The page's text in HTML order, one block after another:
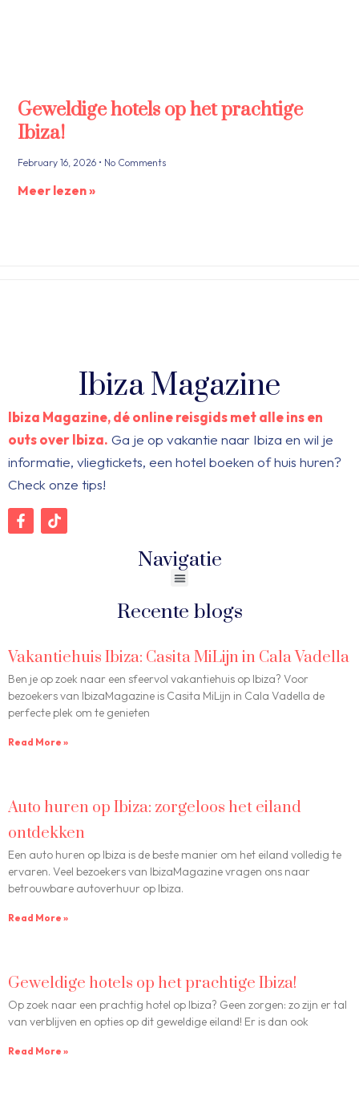
Geweldige hotels op het prachtige
Ibiza!
February 16, 2026 No Comments
Meer lezen »
Ibiza Magazine
Ibiza Magazine, dé online reisgids met alle ins en
outs over Ibiza. Ga je op vakantie naar Ibiza en wil je
informatie, vliegtickets, een hotel boeken of huis huren?
Check onze tips!
Navigatie
Recente blogs
Vakantiehuis Ibiza: Casita MiLijn in Cala Vadella
Ben je op zoek naar een sfeervol vakantiehuis op Ibiza? Voor
bezoekers van IbizaMagazine is Casita MiLijn in Cala Vadella de
perfecte plek om te genieten
Read More »
Auto huren op Ibiza: zorgeloos het eiland
ontdekken
Een auto huren op Ibiza is de beste manier om het eiland volledig te
ervaren. Veel bezoekers van IbizaMagazine vragen ons naar
betrouwbare autoverhuur op Ibiza.
Read More »
Geweldige hotels op het prachtige Ibiza!
Op zoek naar een prachtig hotel op Ibiza? Geen zorgen: zo zijn er tal
van verblijven en opties op dit geweldige eiland! Er is dan ook
Read More »